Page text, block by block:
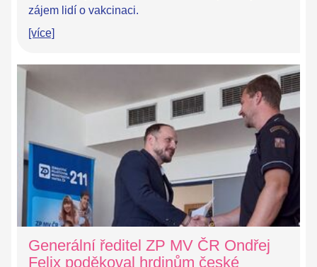
zájem lidí o vakcinaci.
[více]
Generální ředitel ZP MV ČR Ondřej
Felix poděkoval hrdinům české